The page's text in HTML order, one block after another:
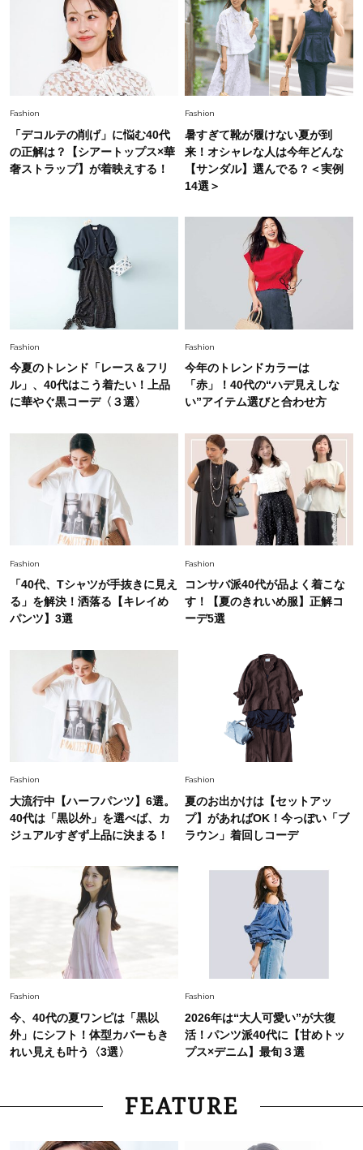
Lifestyle 2026.8.6
26年夏の【開運アクション】は”ひと拭き”習
慣！「金運アップ→トイレ、じゃあ底上げ運
は？」
中村ゆりさん「40代になり、やっと“仕事以外の
幸福感”に目が向いた」ライフスタイルも、服も
白黒でもこんなに華やぐ！40代、夏の「甘めト
ップス×パンツ」コーデ〈3選〉
Fashion
40代の夏通勤はこれ１着！「きちんと感」も
「オシャレ」も整うトレンドトップス〈4選〉
Fashion 2026.5.29
今、40代の「メガネ＆サングラス」のトレンド
に更新あり！“黒ぶち以外”が新定番に
オシャレ40代の【ワンピ＆オールインワン】最
旬着こなし3選。地味見え回避のコツは「バッグ
選び」！
Fashion
Fashion
26年夏は「小ぶり」が大流行中！人と被らない
【最旬かごバッグ】6選
Fashion
「デコルテの削げ」に悩む40代
の正解は？【シアートップス×華
奢ストラップ】が着映えする！
Fashion
暑すぎて靴が履けない夏が到
来！オシャレな人は今年どんな
【サンダル】選んでる？＜実例
14選＞
Fashion
今夏のトレンド「レース＆フリ
ル」、40代はこう着たい！上品
に華やぐ黒コーデ〈３選〉
Fashion
今年のトレンドカラーは
「赤」！40代の“ハデ見えしな
い”アイテム選びと合わせ方
Fashion
「40代、Tシャツが手抜きに見え
る」を解決！洒落る【キレイめ
パンツ】3選
Fashion
コンサバ派40代が品よく着こな
す！【夏のきれいめ服】正解コ
ーデ5選
Fashion
大流行中【ハーフパンツ】6選。
40代は「黒以外」を選べば、カ
ジュアルすぎず上品に決まる！
Fashion
夏のお出かけは【セットアッ
プ】があればOK！今っぽい「ブ
ラウン」着回しコーデ
Fashion
今、40代の夏ワンピは「黒以
外」にシフト！体型カバーもき
れい見えも叶う〈3選〉
Fashion
2026年は“大人可愛い”が大復
活！パンツ派40代に【甘めトッ
プス×デニム】最旬３選
FEATURE